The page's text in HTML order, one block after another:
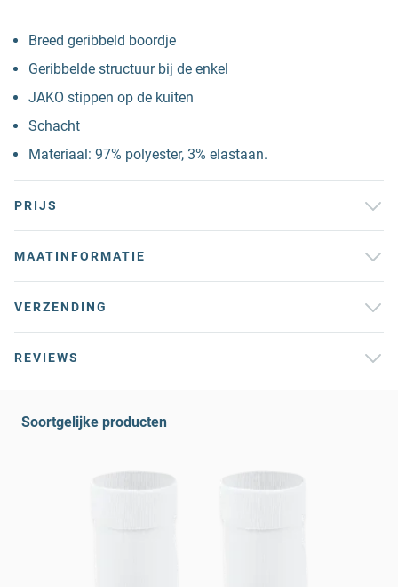
Breed geribbeld boordje
Geribbelde structuur bij de enkel
JAKO stippen op de kuiten
Schacht
Materiaal: 97% polyester, 3% elastaan.
PRIJS
MAATINFORMATIE
VERZENDING
REVIEWS
Soortgelijke producten